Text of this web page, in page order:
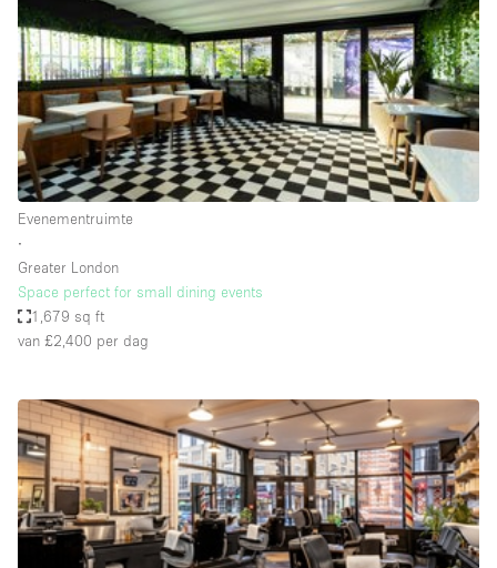
Creatieve ruimte
Dak
Evenementruimte
Foto / Filmstudio
Galerie
Hal
Herenhuis / Huis
Kantoorruimte
Kraampje / Kiosk / Stalletje
Magazijn
Markt / Festival
Ontvangsthal
Overige
Evenementruimte
∙
Greater London
Space perfect for small dining events
1,679 sq ft
van £2,400 per dag